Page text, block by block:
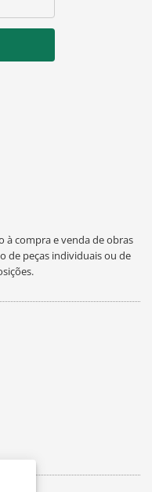
à compra e venda de obras
de peças individuais ou de